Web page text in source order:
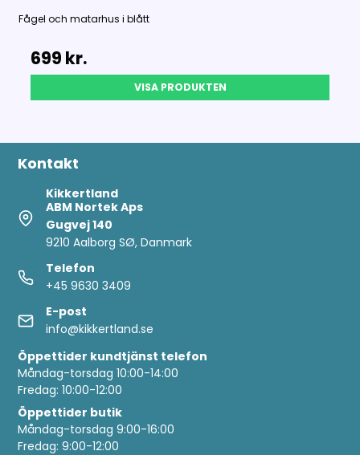
Fågel och matarhus i blått
699 kr.
VISA PRODUKTEN
Kontakt
Kikkertland
ABM Nortek Aps
Gugvej 140
9210 Aalborg SØ, Danmark
Telefon
+45 9630 3409
E-post
info@kikkertland.se
Öppettider kundtjänst telefon
Måndag-torsdag 10:00-14:00
Fredag: 10:00-12:00
Öppettider butik
Måndag-torsdag 9:00-16:00
Fredag: 9:00-12:00